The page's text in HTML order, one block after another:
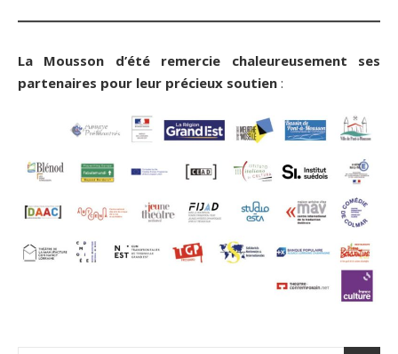
La Mousson d’été remercie chaleureusement ses
partenaires pour leur précieux soutien :